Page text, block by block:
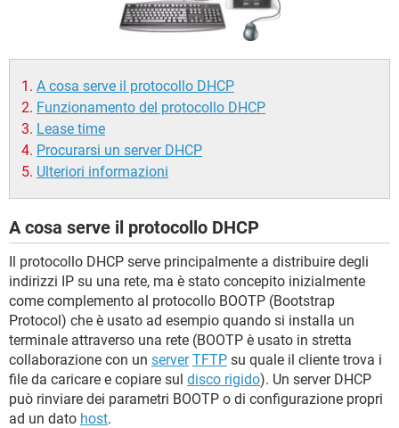
A cosa serve il protocollo DHCP
Funzionamento del protocollo DHCP
Lease time
Procurarsi un server DHCP
Ulteriori informazioni
A cosa serve il protocollo DHCP
Il protocollo DHCP serve principalmente a distribuire degli
indirizzi IP su una rete, ma è stato concepito inizialmente
come complemento al protocollo BOOTP (Bootstrap
Protocol) che è usato ad esempio quando si installa un
terminale attraverso una rete (BOOTP è usato in stretta
collaborazione con un server TFTP su quale il cliente trova i
file da caricare e copiare sul disco rigido). Un server DHCP
può rinviare dei parametri BOOTP o di configurazione propri
ad un dato host.